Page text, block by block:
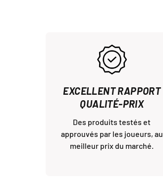
EXCELLENT RAPPORT
QUALITÉ-PRIX
Des produits testés et
approuvés par les joueurs, au
meilleur prix du marché.